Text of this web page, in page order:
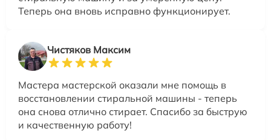
Теперь она вновь исправно функционирует.
Чистяков Максим
Мастера мастерской оказали мне помощь в
восстановлении стиральной машины - теперь
она снова отлично стирает. Спасибо за быструю
и качественную работу!